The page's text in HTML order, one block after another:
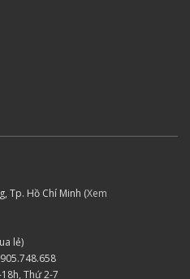
Tp. Hồ Chí Minh (Xem
lẻ)
Thứ 2-7